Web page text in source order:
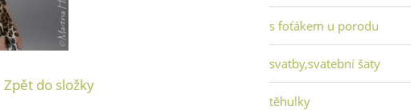
Zpět do složky
s foťákem u porodu
svatby,svatební šaty
těhulky